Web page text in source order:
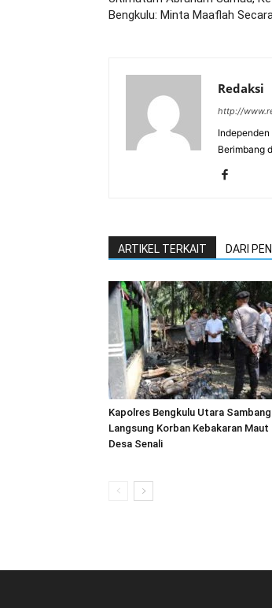
Bengkulu: Minta Maaflah
Redaksi
http://
Berimbang
ARTIKEL TERKAIT DARI
Kapolres Bengkulu Utara
Langsung Korban Kebakaran Maut
Desa Senali